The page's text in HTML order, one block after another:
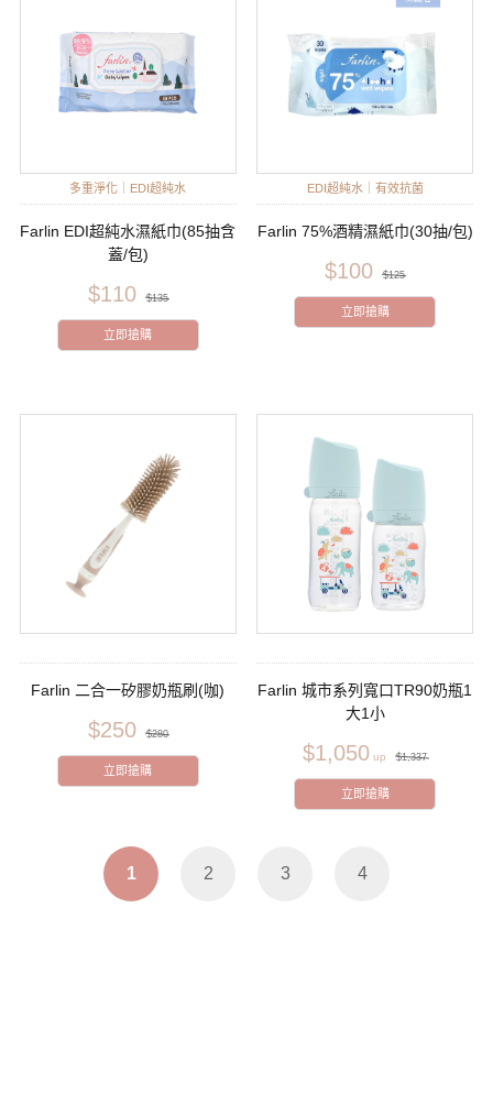
多重淨化｜EDI超純水
Farlin EDI超純水濕紙巾(85抽含
蓋/包)
$110 $135
立即搶購
EDI超純水｜有效抗菌
Farlin 75%酒精濕紙巾(30抽/包)
$100 $125
立即搶購
Farlin 二合一矽膠奶瓶刷(咖)
$250 $280
立即搶購
Farlin 城市系列寬口TR90奶瓶1
大1小
$1,050 $1,337
立即搶購
1 2 3 4